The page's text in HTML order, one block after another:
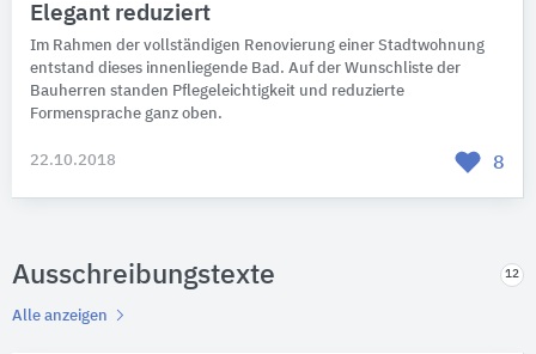
Elegant reduziert
Im Rahmen der vollständigen Renovierung einer Stadtwohnung
entstand dieses innenliegende Bad. Auf der Wunschliste der
Bauherren standen Pflegeleichtigkeit und reduzierte
Formensprache ganz oben.
22.10.2018 8
Ausschreibungstexte 12
Alle anzeigen